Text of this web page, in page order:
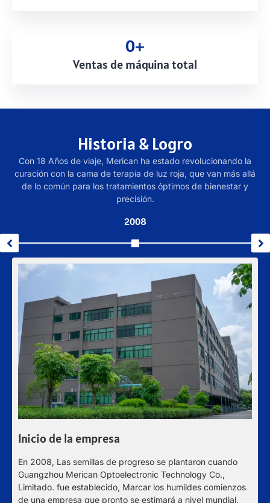
Ventas de máquina total
0+
Historia & Logro
Con 18 Años de viaje, Merican ha estado revolucionando la
curación con la cama de terapia de luz roja, que van más allá
de lo común para los tratamientos óptimos de bienestar y
precisión.
2008
Inicio de la empresa
En 2008, Las semillas de progreso se plantaron cuando
Guangzhou Merican Optoelectronic Technology Co.,
Limitado. fue establecido, Marcar los humildes comienzos
de una empresa que pronto se estimará a nivel mundial.